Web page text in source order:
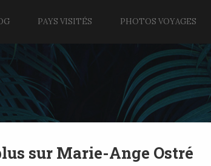
PAYS VISITÉS PHOTOS VOYAGES
sur Marie-Ange Ostré